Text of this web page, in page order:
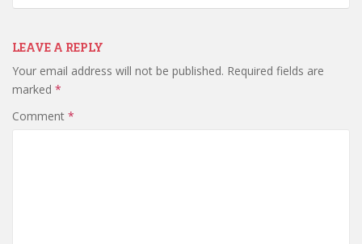
LEAVE A REPLY
Your email address will not be published. Required fields are
marked *
Comment *